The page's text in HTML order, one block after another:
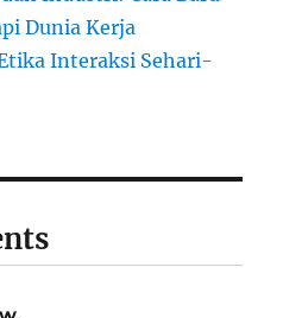
Dunia Kerja
Interaksi Sehari-